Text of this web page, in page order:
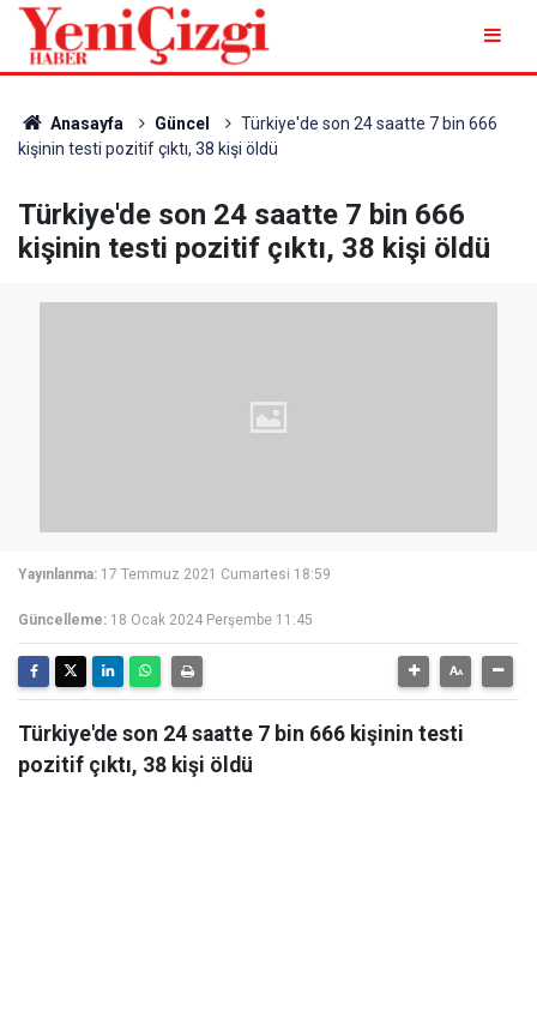
Anasayfa Güncel
Türkiye'de son 24 saatte 7 bin 666
kişinin testi pozitif çıktı, 38 kişi öldü
Türkiye'de son 24 saatte 7 bin 666
kişinin testi pozitif çıktı, 38 kişi öldü
Yayınlanma: 17 Temmuz 2021 Cumartesi 18:59
Güncelleme: 18 Ocak 2024 Perşembe 11:45
Türkiye'de son 24 saatte 7 bin 666 kişinin testi
pozitif çıktı, 38 kişi öldü